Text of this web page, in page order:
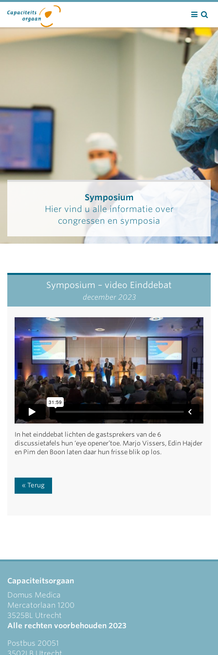
Symposium
Hier vind u alle informatie over
congressen en symposia
Symposium – video Einddebat
december 2023
In het einddebat lichten de gastsprekers van de 6
discussietafels hun ‘eye opener’toe. Marjo Vissers, Edin Hajder
en Pim den Boon laten daar hun frisse blik op los.
Terug
Capaciteitsorgaan
Domus Medica
Mercatorlaan 1200
3525BL Utrecht
Alle rechten voorbehouden 2023
Postbus 20051